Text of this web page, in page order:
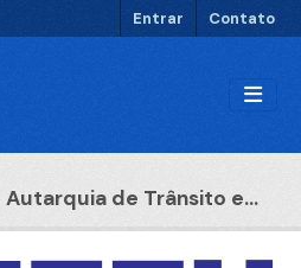
Entrar Contato
Autarquia de Trânsito e...